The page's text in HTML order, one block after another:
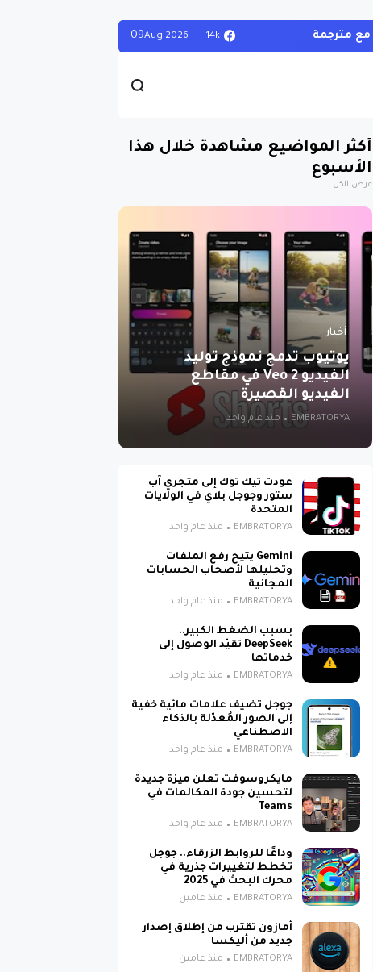
14k
09Aug 2026
أكثر المواضيع مشاهدة خلال هذا
الأسبوع
عرض الكل
أخبار
يوتيوب تدمج نموذج توليد
الفيديو Veo 2 في مقاطع
الفيديو القصيرة
EMBRATORYA منذ عام واحد
عودت تيك توك إلى متجري آب
ستور وجوجل بلاي في الولايات
المتحدة
EMBRATORYA منذ عام واحد
Gemini يتيح رفع الملفات
وتحليلها لأصحاب الحسابات
المجانية
EMBRATORYA منذ عام واحد
بسبب الضغط الكبير..
DeepSeek تقيّد الوصول إلى
خدماتها
EMBRATORYA منذ عام واحد
جوجل تضيف علامات مائية خفية
إلى الصور المُعدّلة بالذكاء
الاصطناعي
EMBRATORYA منذ عام واحد
مايكروسوفت تعلن ميزة جديدة
لتحسين جودة المكالمات في
Teams
EMBRATORYA منذ عام واحد
وداعًا للروابط الزرقاء.. جوجل
تخطط لتغييرات جذرية في
محرك البحث في 2025
EMBRATORYA منذ عامين
أمازون تقترب من إطلاق إصدار
جديد من أليكسا
EMBRATORYA منذ عامين